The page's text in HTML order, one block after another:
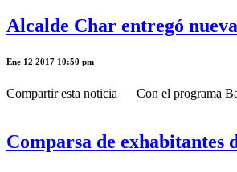
Alcalde Char entregó
Ene 12 2017 10:50 pm
Compartir esta noticia Con el programa
Comparsa de